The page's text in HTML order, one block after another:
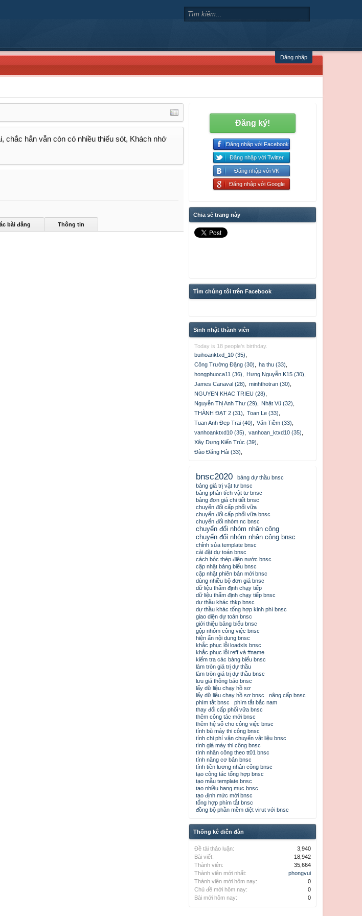
Đăng nhập
chắc hẳn vẫn còn có nhiều thiếu sót, Khách nhớ
bài đăng Thông tin
Đăng ký!
Đăng nhập với Facebook
Đăng nhập với Twitter
Đăng nhập với VK
Đăng nhập với Google
Chia sẻ trang này
Tìm chúng tôi trên Facebook
Sinh nhật thành viên
Today is 18 people's birthday.
buihoanktxd_10 (35)
Công Trường Đặng (30)
ha thu (33)
hongphuoca11 (36)
Hưng Nguyễn K15 (30)
James Canaval (28)
minhthotran (30)
NGUYEN KHAC TRIEU (28)
Nguyễn Thị Anh Thư (29)
Nhật Vũ (32)
THÀNH ĐẠT 2 (31)
Toan Le (33)
Tuan Anh Đep Trai (40)
Văn Tiềm (33)
vanhoanktxd10 (35)
vanhoan_ktxd10 (35)
Xây Dựng Kiến Trúc (39)
Đào Đăng Hải (33)
bnsc2020
bảng dự thầu bnsc
bảng giá trị vật tư bnsc
bảng phân tích vật tư bnsc
bảng đơn giá chi tiết bnsc
chuyển đổi cấp phối vữa
chuyển đổi cấp phối vữa bnsc
chuyển đổi nhóm nc bnsc
chuyển đổi nhóm nhân công
chuyển đổi nhóm nhân công bnsc
chỉnh sửa template bnsc
cài đặt dự toán bnsc
cách bóc thép điện nước bnsc
cập nhật bảng biểu bnsc
cập nhật phiên bản mới bnsc
dùng nhiều bộ đơn giá bnsc
dữ liệu thẩm định chạy tiếp
dữ liệu thẩm định chạy tiếp bnsc
dự thầu khác thkp bnsc
dự thầu khác tổng hợp kinh phí bnsc
giao diện dự toán bnsc
giới thiệu bảng biểu bnsc
gộp nhóm công việc bnsc
hiện ẩn nội dung bnsc
khắc phục lỗi loadxls bnsc
khắc phục lỗi reff và #name
kiểm tra các bảng biểu bnsc
làm tròn giá trị dự thầu
làm tròn giá trị dự thầu bnsc
lưu giá thông báo bnsc
lấy dữ liệu chạy hồ sơ
lấy dữ liệu chạy hồ sơ bnsc
nâng cấp bnsc
phím tắt bnsc
phím tắt bắc nam
thay đổi cấp phối vữa bnsc
thêm công tác mới bnsc
thêm hệ số cho công việc bnsc
tính bù máy thi công bnsc
tính chi phí vận chuyển vật liệu bnsc
tính giá máy thi công bnsc
tính nhân công theo tt01 bnsc
tính năng cơ bản bnsc
tính tiền lương nhân công bnsc
tạo công tác tổng hợp bnsc
tạo mẫu template bnsc
tạo nhiều hạng mục bnsc
tạo định mức mới bnsc
tổng hợp phím tắt bnsc
đồng bộ phần mềm diệt virut với bnsc
Thống kê diễn đàn
Đề tài thảo luận:
3,940
Bài viết:
18,942
Thành viên:
35,664
Thành viên mới nhất:
phongvui
Thành viên mới hôm nay:
0
Chủ đề mới hôm nay:
0
Bài mới hôm nay:
0